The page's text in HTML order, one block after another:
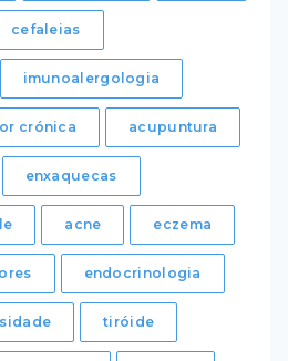
cefaleias
imunoalergologia
crónica acupuntura
enxaquecas
acne eczema
endocrinologia
tiróide